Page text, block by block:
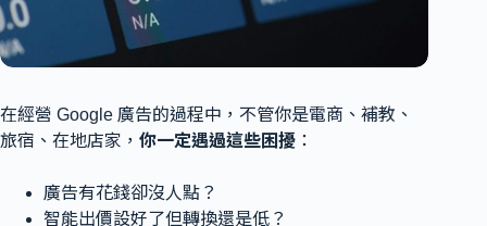
在經營 Google 廣告的過程中，不管你是電商、補教、
旅宿、在地店家， 你一定遇過這些困擾 ：
廣告有花錢卻沒人點？
智能出價設好了但轉換還是低？